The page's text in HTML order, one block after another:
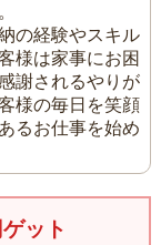
の経験やスキル
様は家事にお困
謝されるやりが
様の毎日を笑顔
るお仕事を始め
ット